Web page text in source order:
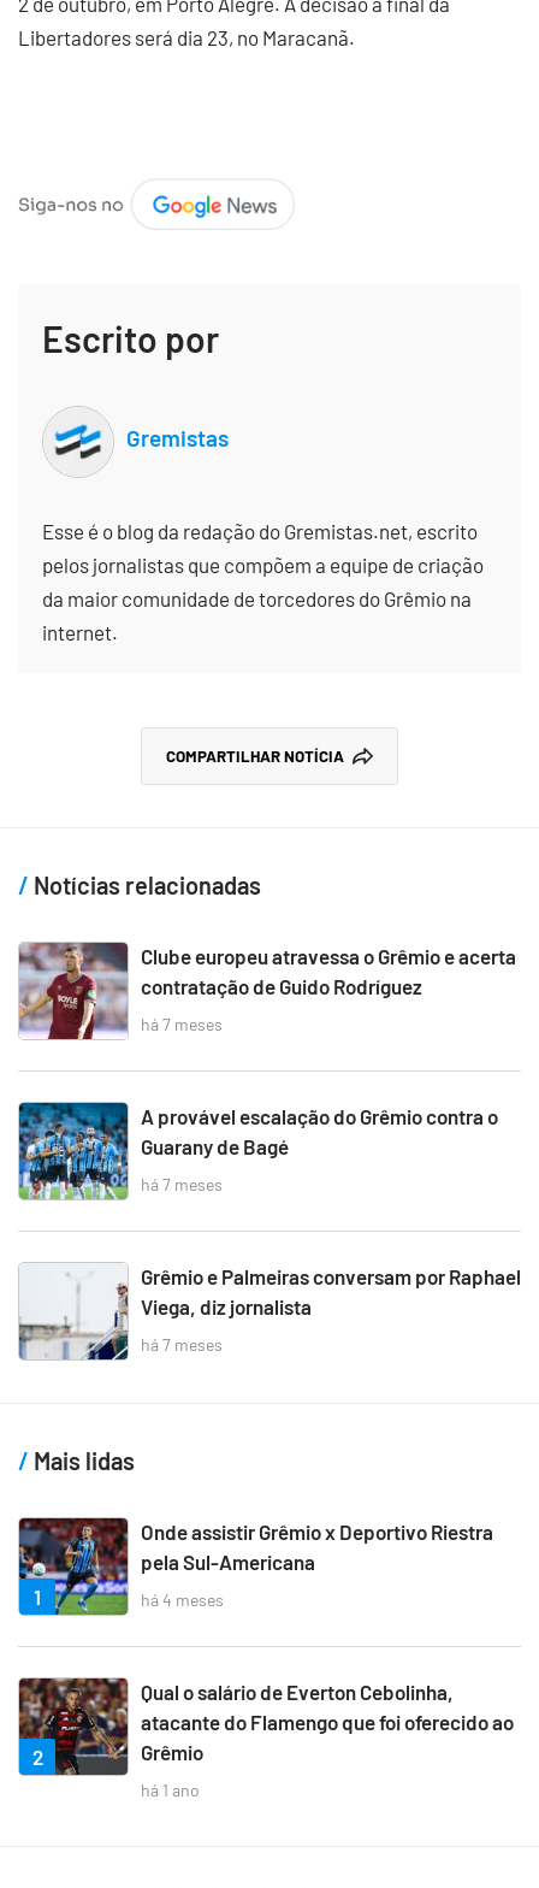
Libertadores será dia 23, no Maracanã.
Escrito por
Gremistas
Esse é o blog da redação do Gremistas.net, escrito
pelos jornalistas que compõem a equipe de criação
da maior comunidade de torcedores do Grêmio na
internet.
COMPARTILHAR NOTÍCIA
Notícias relacionadas
Clube europeu atravessa o Grêmio e acerta
contratação de Guido Rodríguez
há 7 meses
A provável escalação do Grêmio contra o
Guarany de Bagé
há 7 meses
Grêmio e Palmeiras conversam por Raphael
Viega, diz jornalista
há 7 meses
Mais lidas
1
Onde assistir Grêmio x Deportivo Riestra
pela Sul-Americana
há 4 meses
2
Qual o salário de Everton Cebolinha,
atacante do Flamengo que foi oferecido ao
Grêmio
há 1 ano